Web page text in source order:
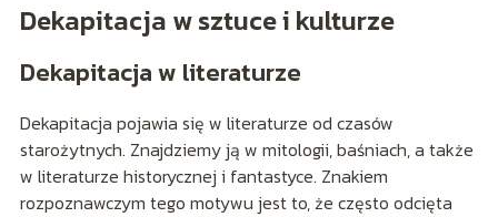
Dekapitacja w sztuce i kulturze
Dekapitacja w literaturze
Dekapitacja pojawia się w literaturze od czasów
starożytnych. Znajdziemy ją w mitologii, baśniach, a także
w literaturze historycznej i fantastyce. Znakiem
rozpoznawczym tego motywu jest to, że często odcięta